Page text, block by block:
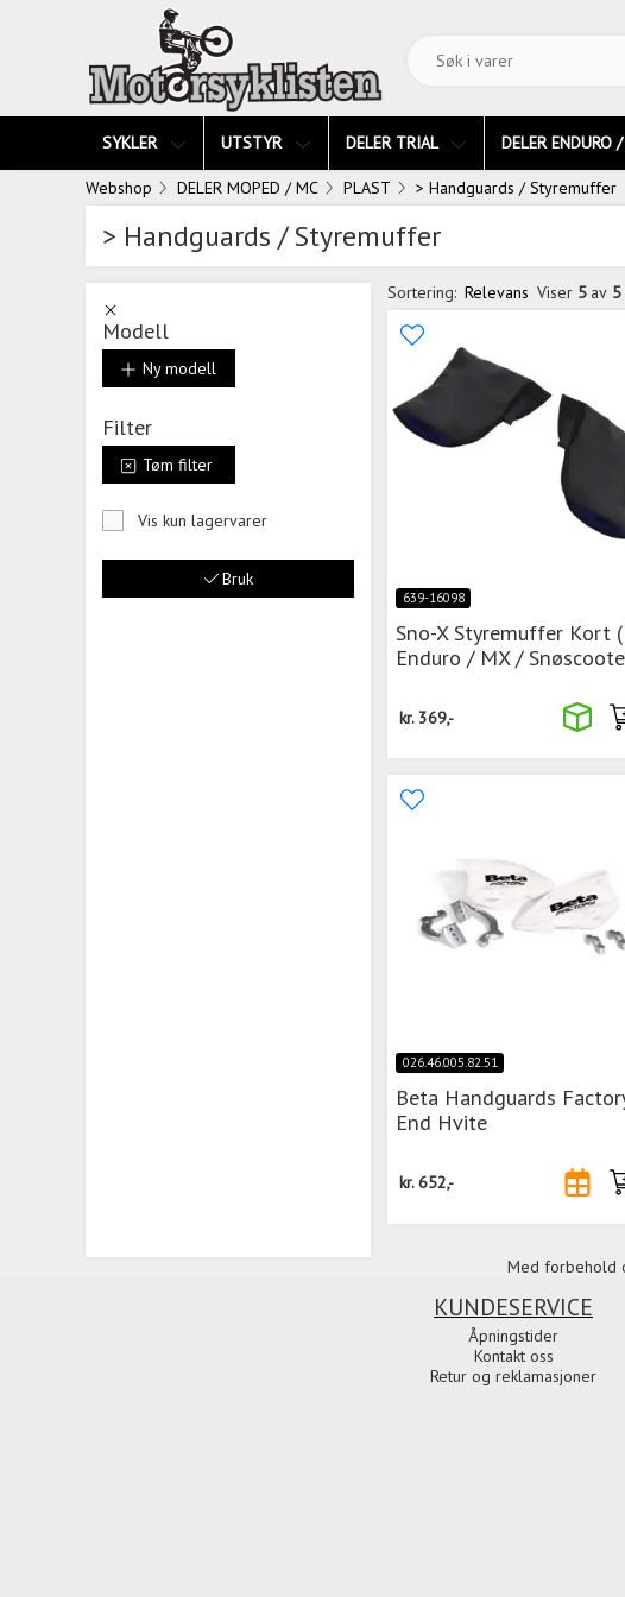
SYKLER UTSTYR DELER TRIAL DELER ENDURO
Webshop DELER MOPED / MC PLAST > Handguards / Styremuffer
> Handguards / Styremuffer
Modell
Ny modell
Filter
Tøm filter
Vis kun lagervarer
Bruk
Sortering: Relevans Viser 5 av 5
639-16098
Sno-X Styremuffer Kort (
Enduro / MX /
kr. 369,-
026.46.005.82.51
Beta Handguards
End Hvite
kr.652,-
Med forbehold
KUNDESERVICE
Åpningstider
Kontakt oss
Retur og reklamasjoner